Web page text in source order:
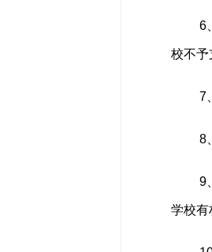
6
校不予
7
8
9
学校有